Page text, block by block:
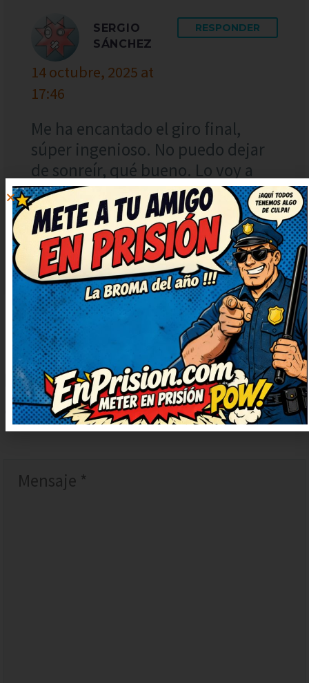
SERGIO
SÁNCHEZ
14 octubre, 2025 at
17:46
RESPONDER
Me ha encantado el giro final,
súper ingenioso. No puedo dejar
de sonreír, qué bueno. Lo voy a
compartir con mis amigos para
que se rían también. Lo apuntaré
para contarlo en la próxima
comida familiar.
DEJARUN
COMENTARIO